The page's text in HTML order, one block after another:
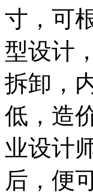
寸，可
型设计
拆卸，
低，造
业设计
后，便